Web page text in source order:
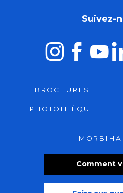
Comment
Suivez-
BROCHURES
PHOTOTHÈQUE